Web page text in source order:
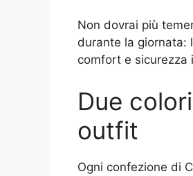
Non dovrai più
durante la giornata:
comfort e sicurezza
Due
outfit
Ogni confezione di